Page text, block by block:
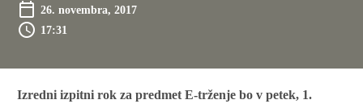
26. novembra, 2017
17:31
Izredni izpitni rok za predmet E-trženje bo v petek, 1.